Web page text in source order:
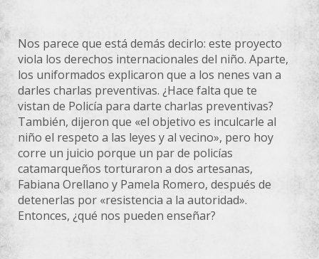
Nos parece que está demás decirlo: este proyecto
viola los derechos internacionales del niño. Aparte,
los uniformados explicaron que a los nenes van a
darles charlas preventivas. ¿Hace falta que te
vistan de Policía para darte charlas preventivas?
También, dijeron que «el objetivo es inculcarle al
niño el respeto a las leyes y al vecino», pero hoy
corre un juicio porque un par de policías
catamarqueños torturaron a dos artesanas,
Fabiana Orellano y Pamela Romero, después de
detenerlas por «resistencia a la autoridad».
Entonces, ¿qué nos pueden enseñar?